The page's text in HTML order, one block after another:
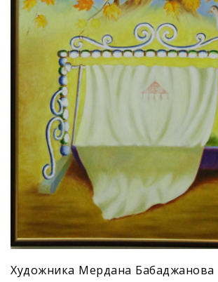
Художника Мердана